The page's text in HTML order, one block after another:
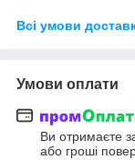
Всі умови
Умови оплати
Ви отримаєте
або гроші